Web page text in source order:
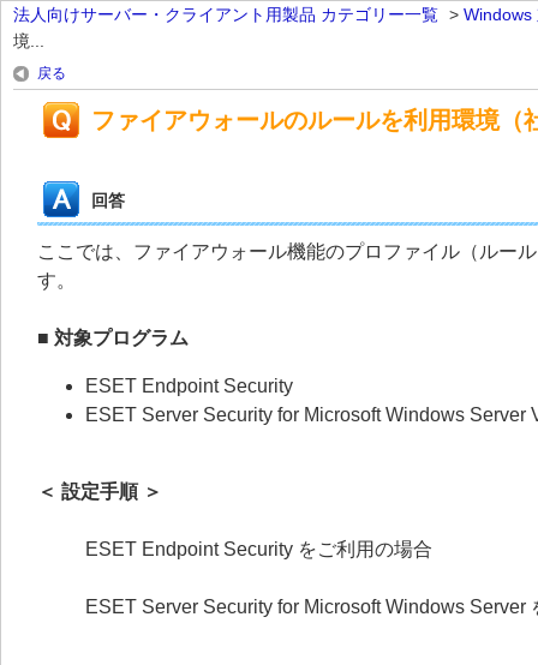
法人向けサーバー・クライアント用製品 カテゴリー一覧 > Windows
境...
戻る
ファイアウォールのルールを利用環境
回答
ここでは、ファイアウォール機能のプロファイル（ルー
す。
■ 対象プログラム
ESET Endpoint Security
ESET Server Security for Microsoft Windows Server
＜ 設定手順 ＞
ESET Endpoint Security をご利用の場合
ESET Server Security for Microsoft Windows Server